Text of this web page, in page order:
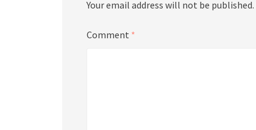
Your email address will not be published.
Comment *